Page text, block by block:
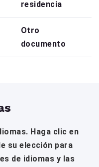
residencia
Otro
documento
Haga clic en
su elección para
de idiomas y las